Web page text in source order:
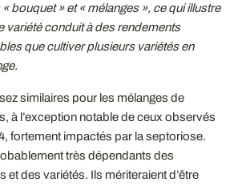
bouquet » et « mélanges », ce qui illustre
variété conduit à des rendements
que cultiver plusieurs variétés en
similaires pour les mélanges de
à l’exception notable de ceux observés
fortement impactés par la septoriose.
très dépendants des
et des variétés. Ils mériteraient d’être